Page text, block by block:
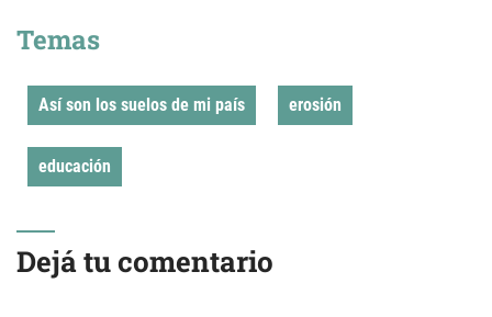
Temas
Así son los suelos de mi país erosión
educación
Dejá tu comentario